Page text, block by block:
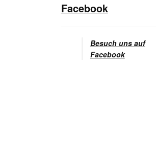
Facebook
Besuch uns auf
Facebook